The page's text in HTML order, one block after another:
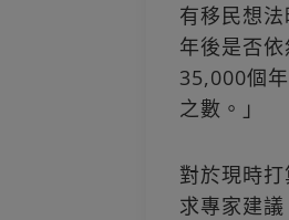
有移民想
年後是否
35,000個
之數。」
對於現時
求專家建